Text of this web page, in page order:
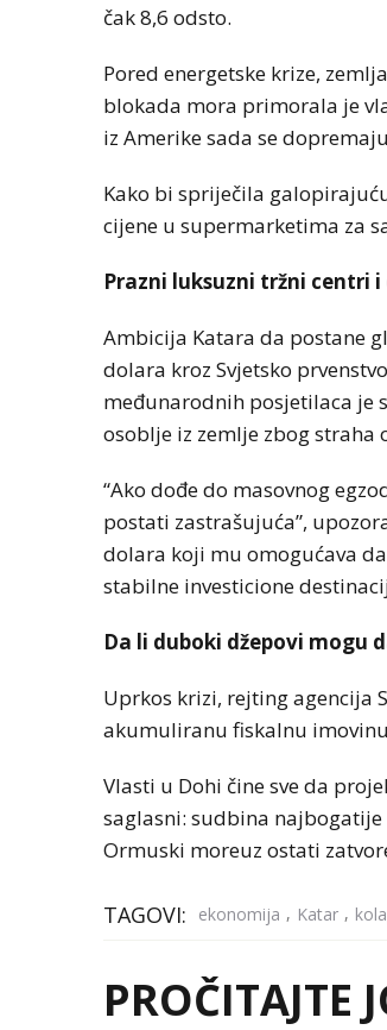
čak 8,6 odsto.
Pored energetske krize,
blokada mora primorala je
iz Amerike sada se
Kako bi spriječila
cijene u supermarketima za
Prazni luksuzni tržni centri
Ambicija Katara da postane
dolara kroz Svjetsko
međunarodnih posjetilaca je
osoblje iz zemlje zbog straha
“Ako dođe do masovnog
postati zastrašujuća”,
dolara koji mu omogućava
stabilne investicione
Da li duboki džepovi mogu
Uprkos krizi, rejting agencija
akumuliranu fiskalnu
Vlasti u Dohi čine sve da
saglasni: sudbina
Ormuski moreuz ostati
TAGOVI: ekonomija , Katar ,
PROČITAJTE